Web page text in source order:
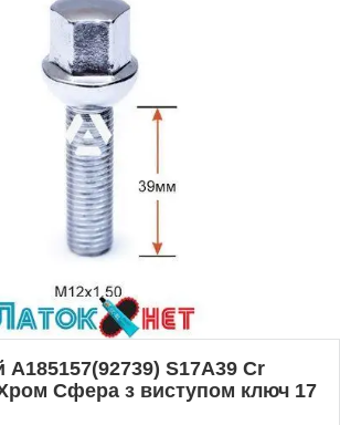
A185157(92739) S17A39 Cr
Сфера з виступом ключ 17